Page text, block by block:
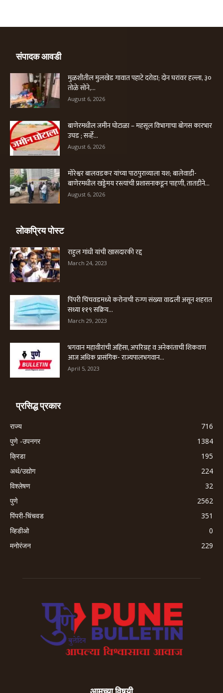
संपादक आवडी
मुळशीतील मुलखेड गावात पहाटे दरोडा; दोन घरांवर हल्ला, ३०
तोळे सोने,...
August 6, 2026
बाणेरमधील जमीन घोटाळा – महसूल विभागाचा बोगस कारभार
उघड ; सर्व्हे...
August 6, 2026
मोरेश्वर बालवडकर यांच्या पाठपुराव्याला यश; बालेवाडी-
बाणेरमधील खड्डेमय रस्त्यांची प्रशासनाकडून पाहणी, तातडीने...
August 6, 2026
लोकप्रिय पोस्ट
राहुल गांधी यांची खासदारकी रद्द
March 24, 2023
पिंपरी चिंचवडमध्ये करोनाची रुग्ण संख्या वाढली असून शहरात
सध्या ११९ सक्रिय...
March 29, 2023
भगवान महावीरांची अहिंसा, अपरिग्रह व अनेकांताची शिकवण
आज अधिक प्रासंगिक- राज्यपालभगवान...
April 5, 2023
प्रसिद्ध प्रकार
राज्य
716
पुणे -उपनगर
1384
क्रिडा
195
अर्थ/उद्योग
224
विश्लेषण
32
पुणे
2562
पिंपरी-चिंचवड
351
व्हिडीओ
0
मनोरंजन
229